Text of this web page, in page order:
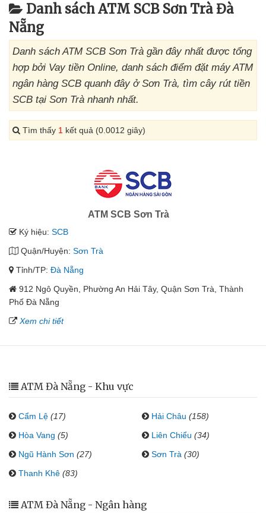
Danh sách ATM SCB Sơn Trà Đà
Nẵng
Danh sách ATM SCB Sơn Trà gần đây nhất được tổng
hợp bởi Vay tiền Online, danh sách điểm đặt máy ATM
ngân hàng SCB quanh đây ở Sơn Trà, tìm cây rút tiền
SCB tại Sơn Trà nhanh nhất.
Tìm thấy 1 kết quả (0.0012 giây)
ATM SCB Sơn Trà
Ký hiệu: SCB
Quận/Huyện: Sơn Trà
Tỉnh/TP: Đà Nẵng
912 Ngô Quyền, Phường An Hải Tây, Quận Sơn Trà, Thành
Phố Đà Nẵng
Xem chi tiết
ATM Đà Nẵng - Khu vực
Cẩm Lệ (17) Hải Châu (158)
Hòa Vang (5) Liên Chiểu (34)
Ngũ Hành Sơn (27) Sơn Trà (30)
Thanh Khê (83)
ATM Đà Nẵng - Ngân hàng